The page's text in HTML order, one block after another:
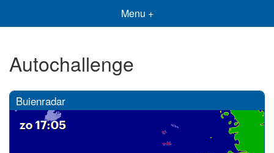
Menu +
Autochallenge
Buienradar